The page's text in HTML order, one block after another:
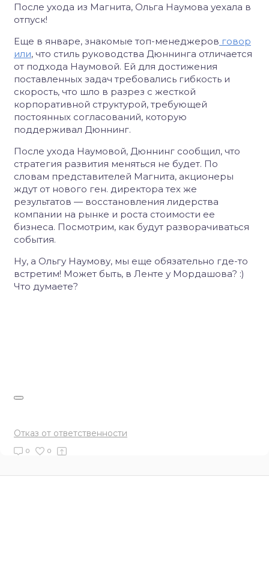
После ухода из Магнита, Ольга Наумова уехала в
отпуск!
Еще в январе, знакомые топ-менеджеров говор
или, что стиль руководства Дюннинга отличается
от подхода Наумовой. Ей для достижения
поставленных задач требовались гибкость и
скорость, что шло в разрез с жесткой
корпоративной структурой, требующей
постоянных согласований, которую
поддерживал Дюннинг.
После ухода Наумовой, Дюннинг сообщил, что
стратегия развития меняться не будет. По
словам представителей Магнита, акционеры
ждут от нового ген. директора тех же
результатов — восстановления лидерства
компании на рынке и роста стоимости ее
бизнеса. Посмотрим, как будут разворачиваться
события.
Ну, а Ольгу Наумову, мы еще обязательно где-то
встретим! Может быть, в Ленте у Мордашова? :)
Что думаете?
Отказ от ответственности
0 0